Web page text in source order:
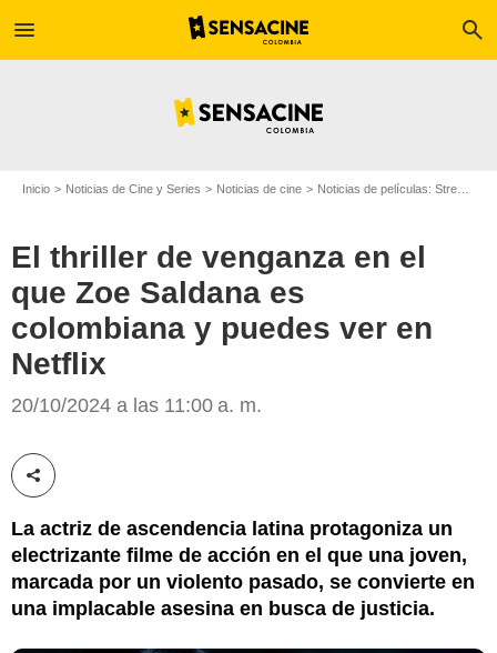
menu search
Inicio Noticias de Cine y Series Noticias de cine Noticias de películas: Streaming
El thriller de venganza en el
que Zoe Saldana es
colombiana y puedes ver en
Netflix
20/10/2024 a las 11:00 a. m.
Compartir esta noticia
La actriz de ascendencia latina protagoniza un
electrizante filme de acción en el que una joven,
marcada por un violento pasado, se convierte en
una implacable asesina en busca de justicia.
Netflix